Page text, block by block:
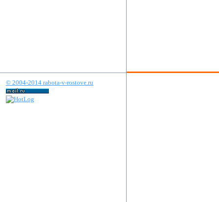
© 2004-2014 rabota-v-rostove.ru